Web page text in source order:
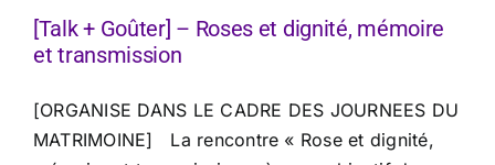
[Talk + Goûter] – Roses et dignité, mémoire
et transmission
[ORGANISE DANS LE CADRE DES JOURNEES DU
MATRIMOINE] La rencontre « Rose et dignité,